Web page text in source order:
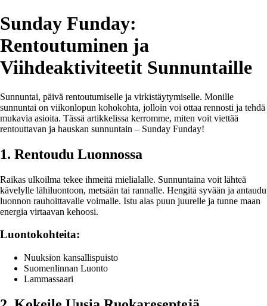
Sunday Funday:
Rentoutuminen ja
Viihdeaktiviteetit Sunnuntaille
Sunnuntai, päivä rentoutumiselle ja virkistäytymiselle. Monille
sunnuntai on viikonlopun kohokohta, jolloin voi ottaa rennosti ja tehdä
mukavia asioita. Tässä artikkelissa kerromme, miten voit viettää
rentouttavan ja hauskan sunnuntain – Sunday Funday!
1. Rentoudu Luonnossa
Raikas ulkoilma tekee ihmeitä mielialalle. Sunnuntaina voit lähteä
kävelylle lähiluontoon, metsään tai rannalle. Hengitä syvään ja antaudu
luonnon rauhoittavalle voimalle. Istu alas puun juurelle ja tunne maan
energia virtaavan kehoosi.
Luontokohteita:
Nuuksion kansallispuisto
Suomenlinnan Luonto
Lammassaari